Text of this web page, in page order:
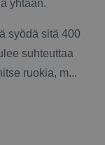
yhtään.
syödä sitä 400
suhteuttaa
ruokia, m...